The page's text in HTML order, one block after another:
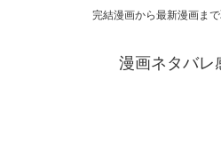
完結漫画から最新漫画ま
漫画ネタバレ